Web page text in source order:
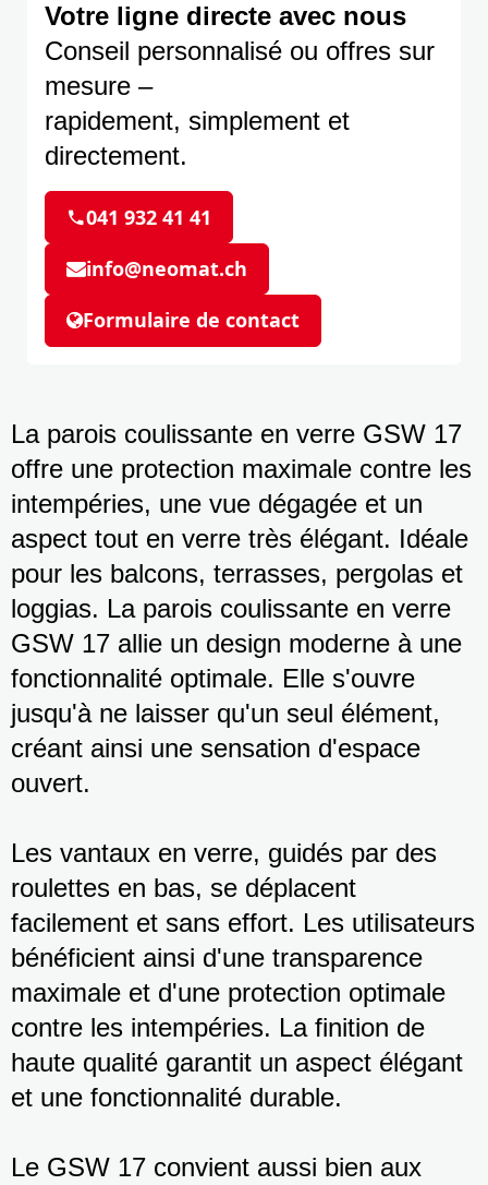
Votre ligne directe avec nous
Conseil personnalisé ou offres sur
mesure –
rapidement, simplement et
directement.
041 932 41 41
info@neomat.ch
Formulaire de contact
La parois coulissante en verre GSW 17
offre une protection maximale contre les
intempéries, une vue dégagée et un
aspect tout en verre très élégant. Idéale
pour les balcons, terrasses, pergolas et
loggias. La parois coulissante en verre
GSW 17 allie un design moderne à une
fonctionnalité optimale. Elle s'ouvre
jusqu'à ne laisser qu'un seul élément,
créant ainsi une sensation d'espace
ouvert.
Les vantaux en verre, guidés par des
roulettes en bas, se déplacent
facilement et sans effort. Les utilisateurs
bénéficient ainsi d'une transparence
maximale et d'une protection optimale
contre les intempéries. La finition de
haute qualité garantit un aspect élégant
et une fonctionnalité durable.
Le GSW 17 convient aussi bien aux